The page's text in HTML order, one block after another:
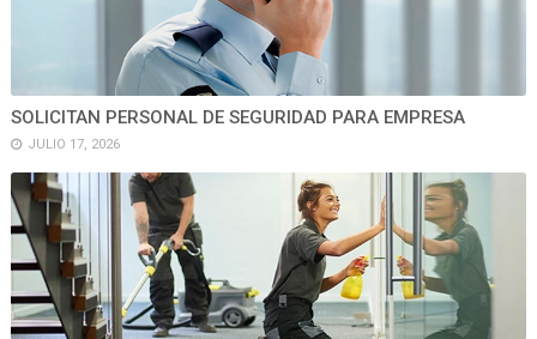
SOLICITAN PERSONAL DE SEGURIDAD PARA EMPRESA
JULIO 17, 2026